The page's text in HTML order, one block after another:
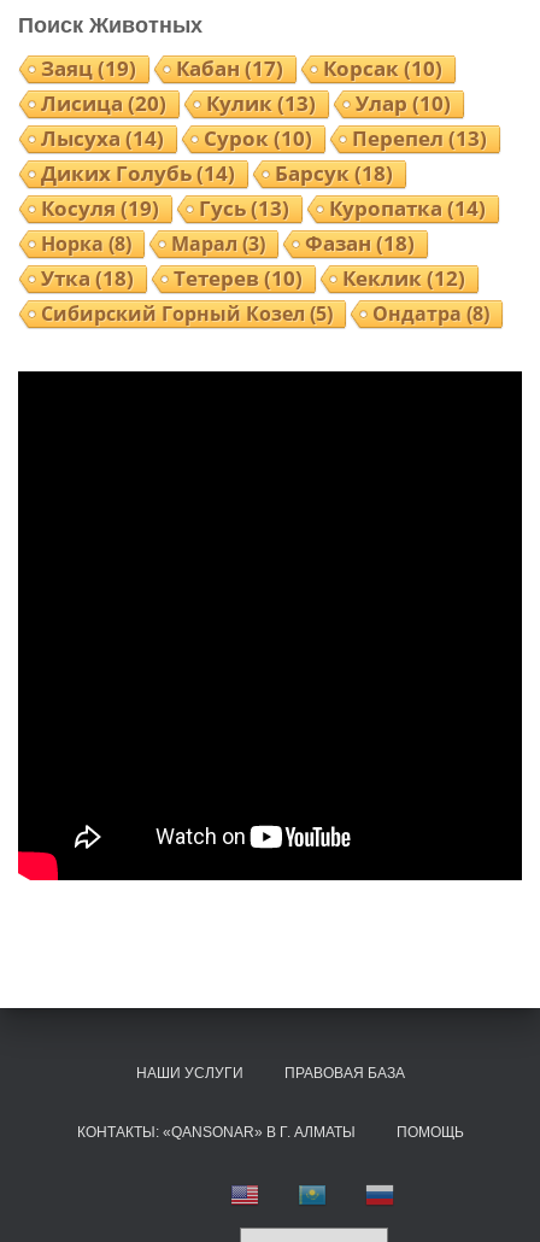
Поиск Животных
Заяц(19) Кабан(17) Корсак(10)
Лисица(20) Кулик(13) Улар(10)
Лысуха(14) Сурок(10) Перепел(13)
Диких Голубь(14) Барсук(18)
Косуля(19) Гусь(13) Куропатка(14)
Норка(8) Марал(3) Фазан(18)
Утка(18) Тетерев(10) Кеклик(12)
Сибирский Горный Козел(5) Ондатра(8)
НАШИ УСЛУГИ ПРАВОВАЯ БАЗА
КОНТАКТЫ: «QANSONAR» В Г. АЛМАТЫ ПОМОЩЬ